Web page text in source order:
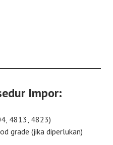
Impor:
4813, 4823)
grade (jika diperlukan)